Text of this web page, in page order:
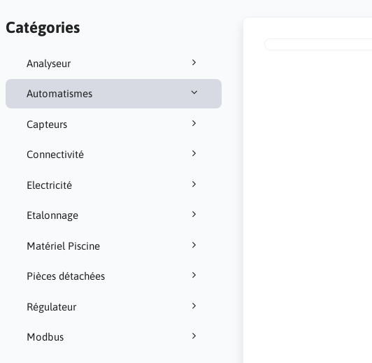
Catégories
Analyseur
Automatismes
Capteurs
Connectivité
Electricité
Etalonnage
Matériel Piscine
Pièces détachées
Régulateur
Modbus